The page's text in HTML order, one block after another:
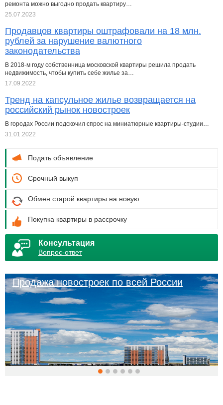
ремонта можно выгодно продать квартиру…
25.07.2023
Продавцов квартиры оштрафовали на 18 млн.
рублей за нарушение валютного
законодательства
В 2018-м году собственница московской квартиры решила продать
недвижимость, чтобы купить себе жилье за…
17.09.2022
Тренд на капсульное жилье возвращается на
российский рынок новостроек
В городах России подскочил спрос на миниатюрные квартиры-студии…
31.01.2022
Подать объявление
Срочный выкуп
Обмен старой квартиры на новую
Покупка квартиры в рассрочку
Консультация
Вопрос-ответ
Продажа новостроек по всей России